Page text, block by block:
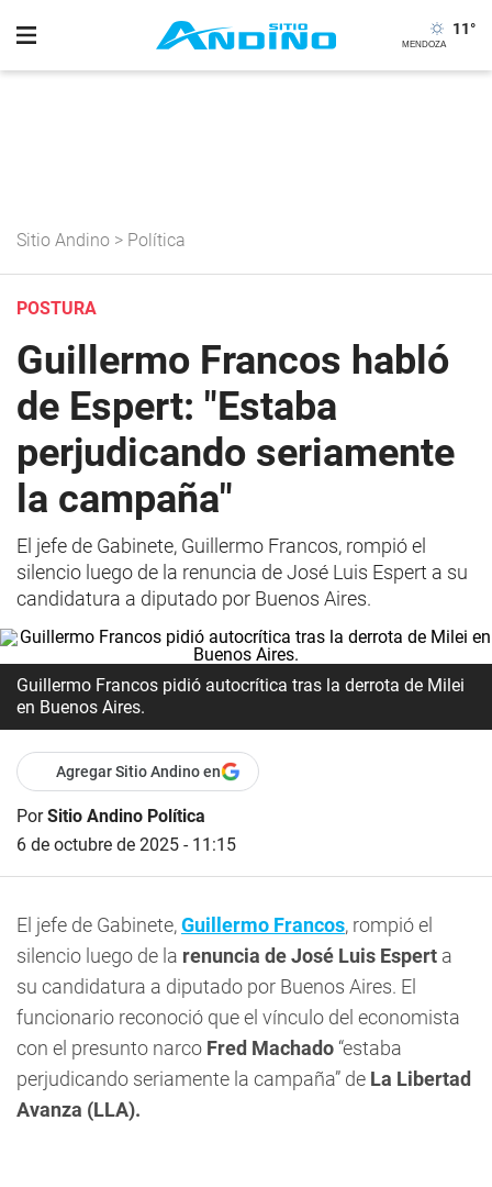
11°
Sitio Andino > Política
POSTURA
Guillermo Francos habló
de Espert: "Estaba
perjudicando seriamente
la campaña"
El jefe de Gabinete, Guillermo Francos, rompió el
silencio luego de la renuncia de José Luis Espert a su
candidatura a diputado por Buenos Aires.
Guillermo Francos pidió autocrítica tras la derrota de Milei
en Buenos Aires.
Agregar Sitio Andino en
PorSitio Andino Política
6 de octubre de 2025 - 11:15
El jefe de Gabinete,Guillermo Francos, rompió el
silencio luego de la renuncia de José Luis Espert a
su candidatura a diputado por Buenos Aires. El
funcionario reconoció que el vínculo del economista
con el presunto narco Fred Machado “estaba
perjudicando seriamente la campaña” de La Libertad
Avanza (LLA).